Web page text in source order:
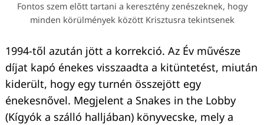
Fontos szem előtt tartani a keresztény zenészeknek, hogy
minden körülmények között Krisztusra tekintsenek
1994-től azután jött a korrekció. Az Év művésze
díjat kapó énekes visszaadta a kitüntetést, miután
kiderült, hogy egy turnén összejött egy
énekesnővel. Megjelent a Snakes in the Lobby
(Kígyók a szálló halljában) könyvecske, mely a